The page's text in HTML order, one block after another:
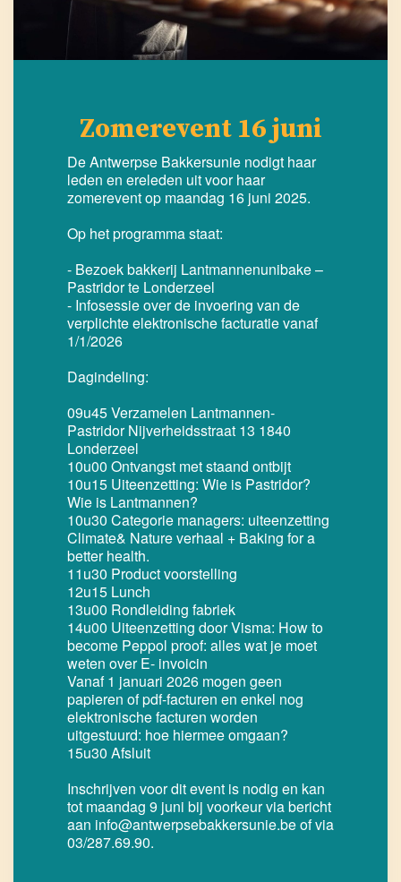
Zomerevent 16 juni
De Antwerpse Bakkersunie nodigt haar
leden en ereleden uit voor haar
zomerevent op maandag 16 juni 2025.
Op het programma staat:
- Bezoek bakkerij Lantmannenunibake –
Pastridor te Londerzeel
- Infosessie over de invoering van de
verplichte elektronische facturatie vanaf
1/1/2026
Dagindeling:
09u45 Verzamelen Lantmannen-
Pastridor Nijverheidsstraat 13 1840
Londerzeel
10u00 Ontvangst met staand ontbijt
10u15 Uiteenzetting: Wie is Pastridor?
Wie is Lantmannen?
10u30 Categorie managers: uiteenzetting
Climate& Nature verhaal + Baking for a
better health.
11u30 Product voorstelling
12u15 Lunch
13u00 Rondleiding fabriek
14u00 Uiteenzetting door Visma: How to
become Peppol proof: alles wat je moet
weten over E- invoicin
Vanaf 1 januari 2026 mogen geen
papieren of pdf-facturen en enkel nog
elektronische facturen worden
uitgestuurd: hoe hiermee omgaan?
15u30 Afsluit
Inschrijven voor dit event is nodig en kan
tot maandag 9 juni bij voorkeur via bericht
aan info@antwerpsebakkersunie.be of via
03/287.69.90.